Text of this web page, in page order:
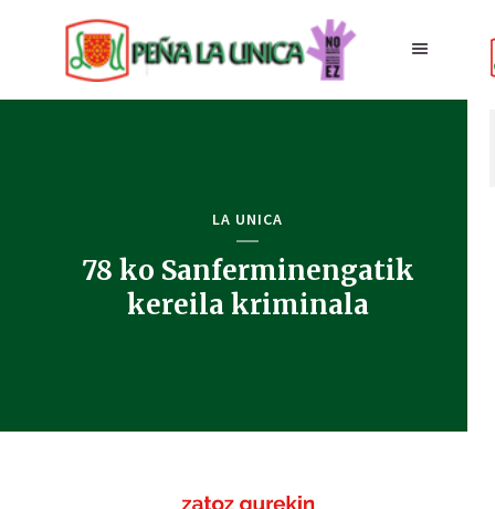
LA UNICA
78 ko Sanferminengatik
kereila kriminala